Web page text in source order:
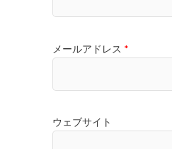
メールアドレス *
ウェブサイト